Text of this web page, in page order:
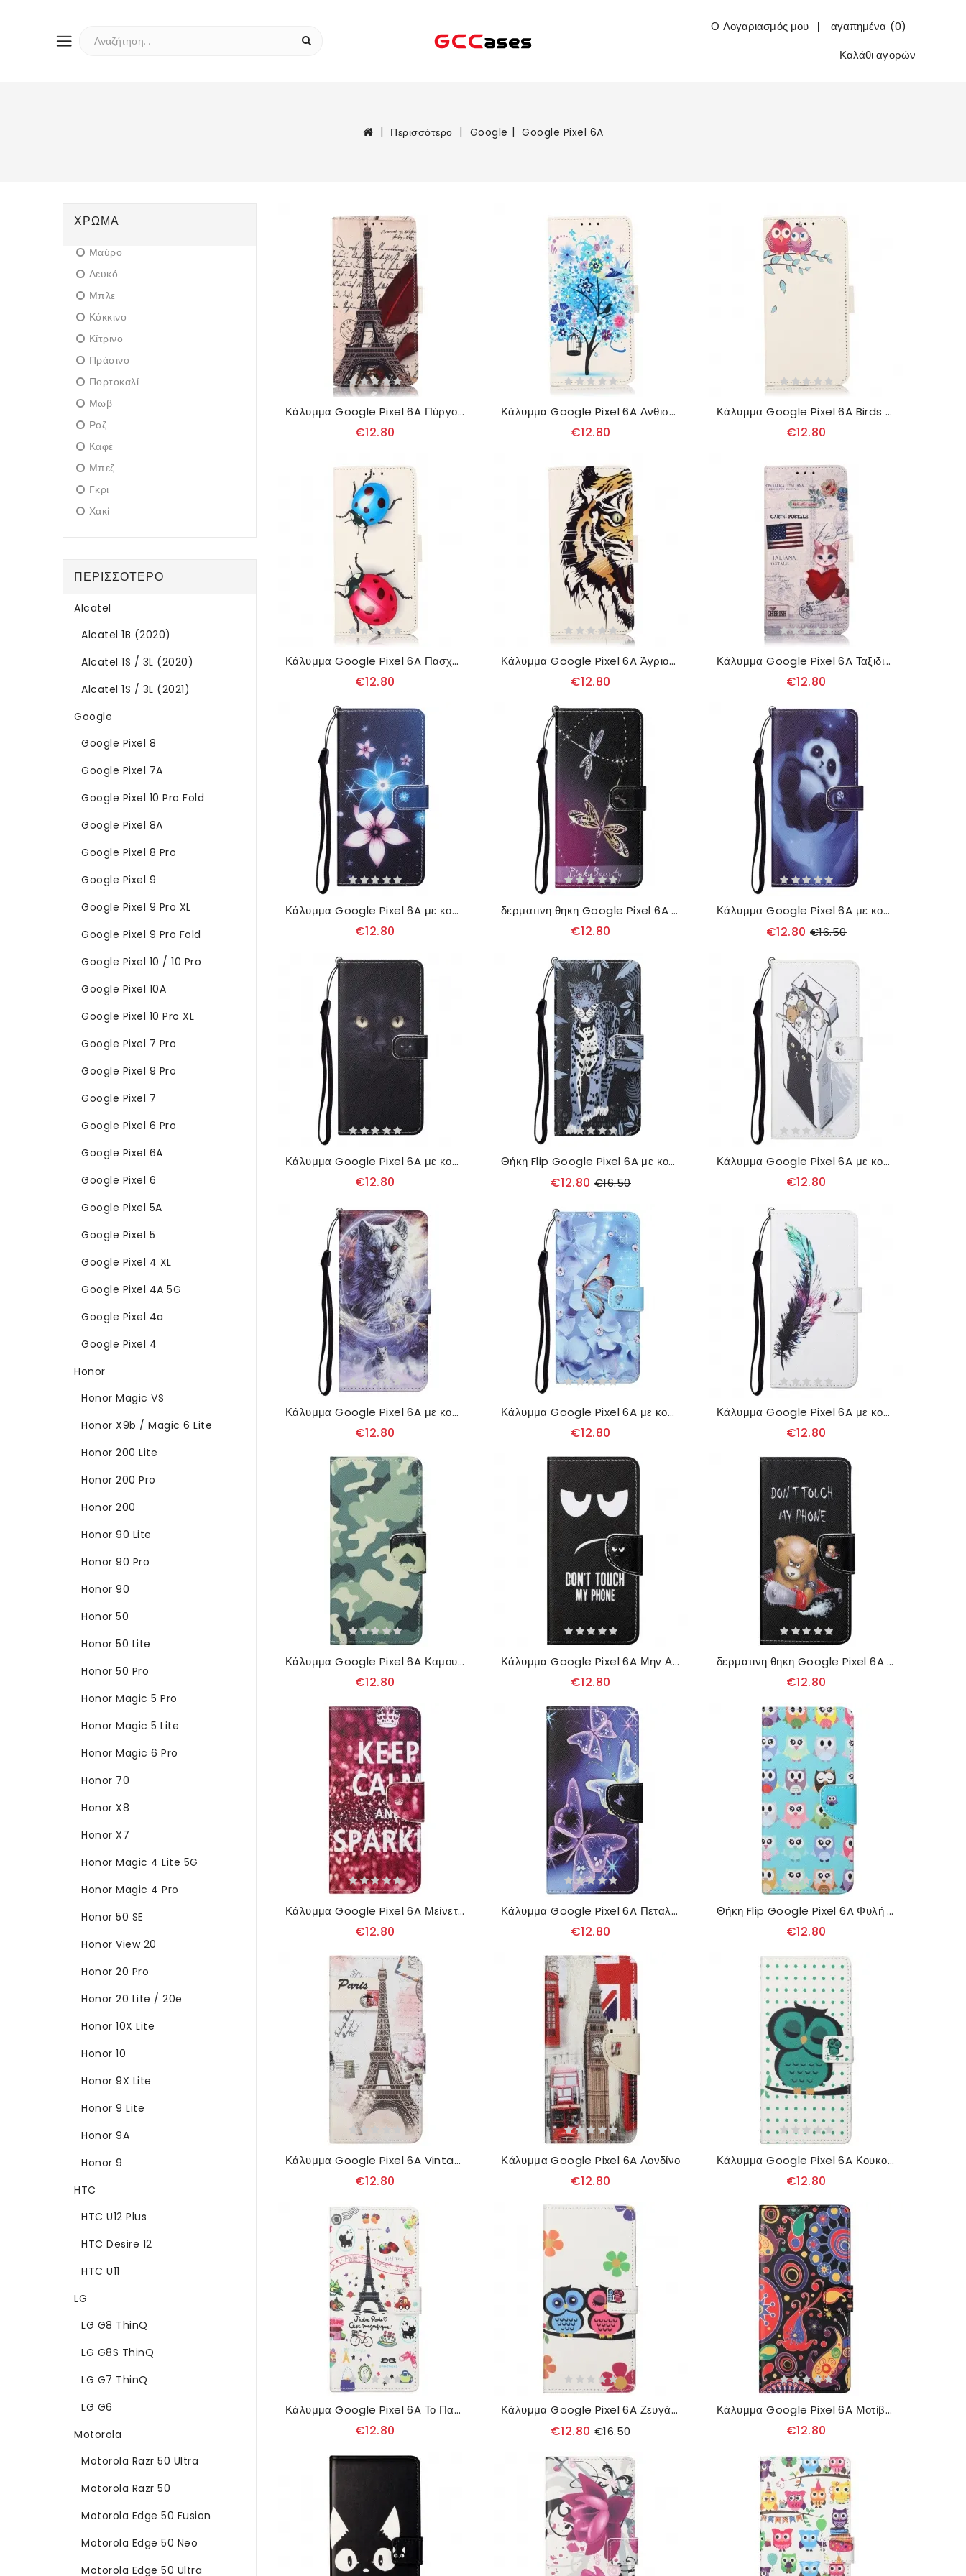
Ο Λογαριασμός μου
αγαπημένα (0)
Καλάθι αγορών
Περισσότερο Google Google Pixel 6A
ΧΡΏΜΑ
Μαύρο
Λευκό
Μπλε
Κόκκινο
Κίτρινο
Πράσινο
Πορτοκαλί
Μωβ
Ροζ
Καφέ
Μπεζ
Γκρι
Χακί
ΠΕΡΙΣΣΌΤΕΡΟ
Alcatel
Alcatel 1B (2020)
Alcatel 1S / 3L (2020)
Alcatel 1S / 3L (2021)
Google
Google Pixel 8
Google Pixel 7A
Google Pixel 10 Pro Fold
Google Pixel 8A
Google Pixel 8 Pro
Google Pixel 9
Google Pixel 9 Pro XL
Google Pixel 9 Pro Fold
Google Pixel 10 / 10 Pro
Google Pixel 10A
Google Pixel 10 Pro XL
Google Pixel 7 Pro
Google Pixel 9 Pro
Google Pixel 7
Google Pixel 6 Pro
Google Pixel 6A
Google Pixel 6
Google Pixel 5A
Google Pixel 5
Google Pixel 4 XL
Google Pixel 4A 5G
Google Pixel 4a
Google Pixel 4
Honor
Honor Magic VS
Honor X9b / Magic 6 Lite
Honor 200 Lite
Honor 200 Pro
Honor 200
Honor 90 Lite
Honor 90 Pro
Honor 90
Honor 50
Honor 50 Lite
Honor 50 Pro
Honor Magic 5 Pro
Honor Magic 5 Lite
Honor Magic 6 Pro
Honor 70
Honor X8
Honor X7
Honor Magic 4 Lite 5G
Honor Magic 4 Pro
Honor 50 SE
Honor View 20
Honor 20 Pro
Honor 20 Lite / 20e
Honor 10X Lite
Honor 10
Honor 9X Lite
Honor 9 Lite
Honor 9A
Honor 9
HTC
HTC U12 Plus
HTC Desire 12
HTC U11
LG
LG G8 ThinQ
LG G8S ThinQ
LG G7 ThinQ
LG G6
Motorola
Motorola Razr 50 Ultra
Motorola Razr 50
Motorola Edge 50 Fusion
Motorola Edge 50 Neo
Motorola Edge 50 Ultra
Κάλυμμα Google Pixel 6A Πύργος Του Άιφελ
€12.80
Κάλυμμα Google Pixel 6A Ανθισμένο Δέντρο
€12.80
Κάλυμμα Google Pixel 6A Birds On Branch
€12.80
Κάλυμμα Google Pixel 6A Πασχαλίτσες
€12.80
Κάλυμμα Google Pixel 6A Άγριος Τίγρης
€12.80
Κάλυμμα Google Pixel 6A Ταξιδιώτης
€12.80
Κάλυμμα Google Pixel 6A με κορδονι Lunar Strap Flowers
€12.80
δερματινη θηκη Google Pixel 6A με κορδονι Strappy Dragonflies
€12.80
Κάλυμμα Google Pixel 6A με κορδονι Strappy Space Panda
€12.80 €16.50
Κάλυμμα Google Pixel 6A με κορδονι Strappy Cat Eyes
€12.80
Θήκη Flip Google Pixel 6A με κορδονι Strappy Leopard
€12.80 €16.50
Κάλυμμα Google Pixel 6A με κορδονι Thong Cats
€12.80
Κάλυμμα Google Pixel 6A με κορδονι Strap Wolves
€12.80
Κάλυμμα Google Pixel 6A με κορδονι Πεταλούδες Με Λουράκια
€12.80
Κάλυμμα Google Pixel 6A με κορδονι Φτερό Με Λουρί
€12.80
Κάλυμμα Google Pixel 6A Καμουφλάζ
€12.80
Κάλυμμα Google Pixel 6A Μην Αγγίζετε Το Τηλέφωνό Μου
€12.80
δερματινη θηκη Google Pixel 6A Επικίνδυνη Αρκούδα
€12.80
Κάλυμμα Google Pixel 6A Μείνετε Ήρεμοι
€12.80
Κάλυμμα Google Pixel 6A Πεταλούδα
€12.80
Θήκη Flip Google Pixel 6A Φυλή Κουκουβαγιών
€12.80
Κάλυμμα Google Pixel 6A Vintage Πύργος Του Άιφελ
€12.80
Κάλυμμα Google Pixel 6A Λονδίνο
€12.80
Κάλυμμα Google Pixel 6A Κουκουβάγια
€12.80
Κάλυμμα Google Pixel 6A Το Παρίσι Γιορτάζει
€12.80
Κάλυμμα Google Pixel 6A Ζευγάρι Κουκουβάγιες
€12.80 €16.50
Κάλυμμα Google Pixel 6A Μοτίβο Γαλαξία
€12.80